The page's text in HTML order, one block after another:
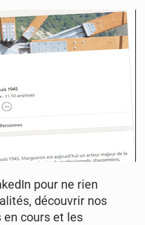
pour ne rien
découvrir nos
en cours et les